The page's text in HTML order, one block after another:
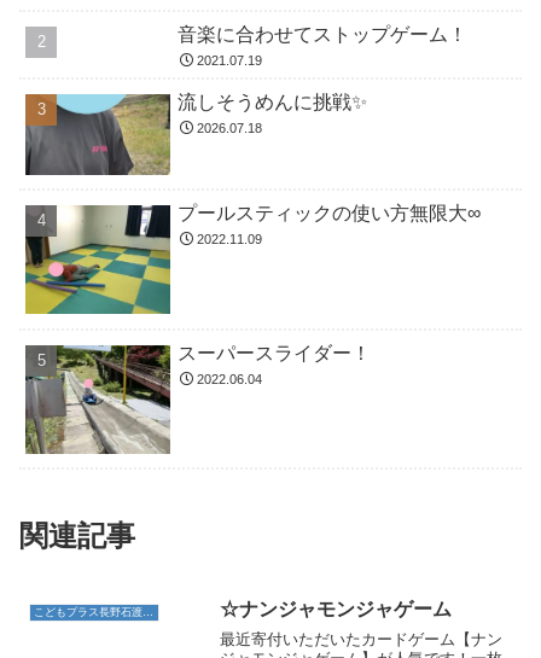
音楽に合わせてストップゲーム！
2021.07.19
流しそうめんに挑戦✨
2026.07.18
プールスティックの使い方無限大∞
2022.11.09
スーパースライダー！
2022.06.04
関連記事
こどもプラス長野石渡教室 ☆ナンジャモンジャゲーム
最近寄付いただいたカードゲーム【ナン